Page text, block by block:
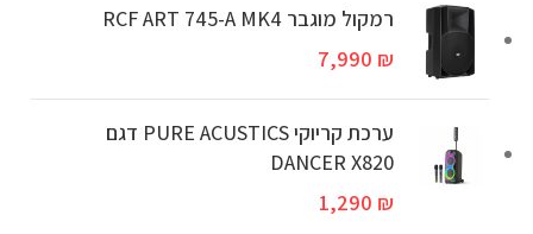
‏רמקול מוגבר RCF ART 745-A MK4
7,990 ₪
ערכת קריוקי PURE ACUSTICS דגם
DANCER X820
1,290 ₪